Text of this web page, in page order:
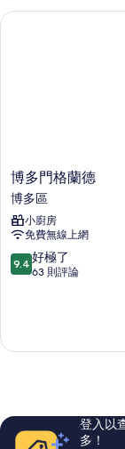
詳
博
多
門
格
蘭
德
博
博多門格蘭德
博多區
小廚房
免費無線上網
9.4
分，
好
則
評
9.4 好極了
63 則評論
博多門格蘭德
登入以
多！